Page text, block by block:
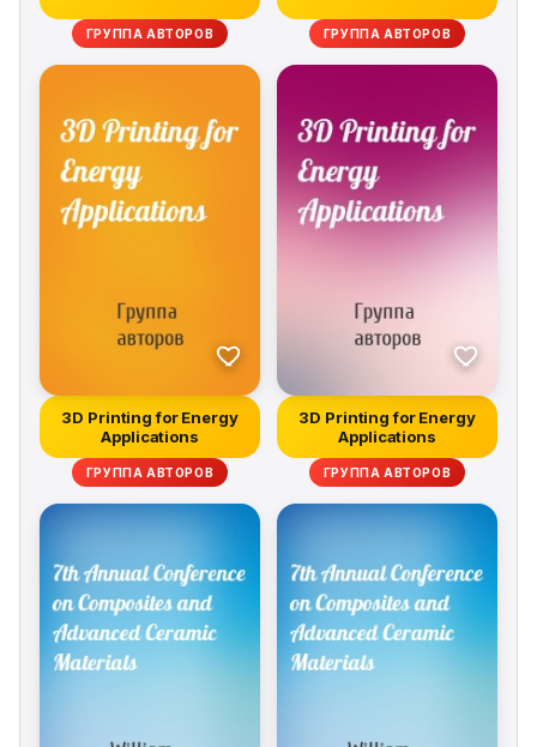
ГРУППА АВТОРОВ ГРУППА АВТОРОВ
3D Printing for Energy
Applications
ГРУППА АВТОРОВ
3D Printing for Energy
Applications
ГРУППА АВТОРОВ